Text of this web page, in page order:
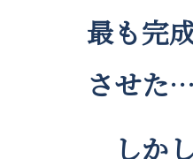
最も完
させた
しか